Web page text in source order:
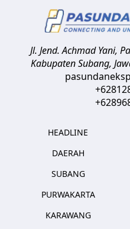
Jl. Jend. Achmad Yani,
Kabupaten Subang,
HEADLINE
DAERAH
SUBANG
PURWAKARTA
KARAWANG